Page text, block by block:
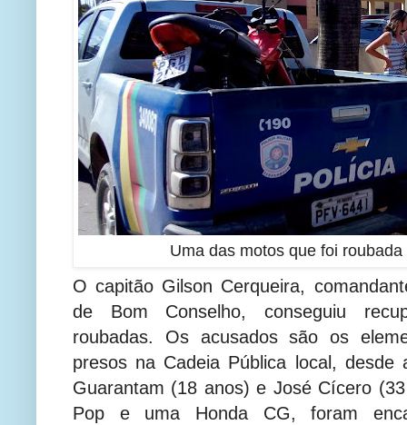
Uma das motos que foi
O capitão Gilson Cerqueira,
de Bom Conselho, conseguiu
roubadas. Os acusados são os
presos na Cadeia Pública local, desde
Guarantam (18 anos) e José Cícero
Pop e uma Honda CG, foram